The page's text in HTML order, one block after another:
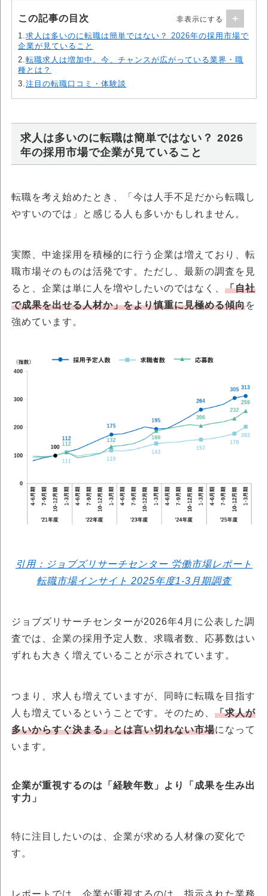
この記事の目次
1. 求人は多いのに転職は簡単ではない？ 2026年の採用市場で
企業が見ていること
2. 転職求人は増加中。今、チャンスが広がっている業界・職
種とは？
3. 注目の転職口コミ・体験談
求人は多いのに転職は簡単ではない？ 2026
年の採用市場で企業が見ていること
転職を考え始めたとき、「今は人手不足だから転職し
やすいのでは」と感じる人も多いかもしれません。
実際、中途採用を積極的に行う企業は増えており、転
職市場そのものは活発です。ただし、最新の調査を見
ると、企業は単に人を増やしたいのではなく、 「自社
で成果を出せる人材か」をより慎重に見極める傾向を
強めています。
引用：ジョブズリサーチセンター 労働市場レポート
転職市場インサイト 2025年度1-3月期調査
ジョブズリサーチセンターが2026年4月に公表した調
査では、企業の採用予定人数、求職者数、応募数はい
ずれも大きく増えていることが示されています。
つまり、求人も増えていますが、同時に転職を目指す
人も増えているということです。そのため、 「求人が
多いからすぐ決まる」とは言い切れない市場になって
います。
企業が重視するのは「経験年数」より「成果を生み出
す力」
特に注目したいのは、企業が求める人材像の変化で
す。